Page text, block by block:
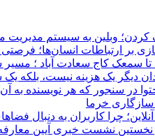
وبلین به سیستم مدیریت
بر ارتباطات انسان‌ها؛ فرصتی
سمعک کاج سعادت آباد ؛ مسیر
دیگر یک هزینه نیست، بلکه
خرما
آنلاین؛ چرا کاربران به دنبال
نخستین نشست خبری آیین